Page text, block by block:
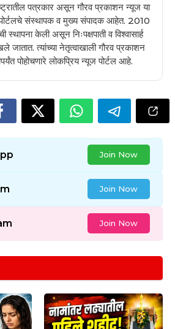
पत्रकार असून गौरव प्रकाशन न्यूज या
पोर्टलचे संस्थापक व मुख्य संपादक आहेत. 2010
स्थापना केली असून निःपक्षपाती व विश्वासार्ह
जातात. त्यांच्या नेतृत्वाखाली गौरव प्रकाशन
पोहोचणारे लोकप्रिय न्यूज पोर्टल आहे.
Join Now
Join Now
Join Now